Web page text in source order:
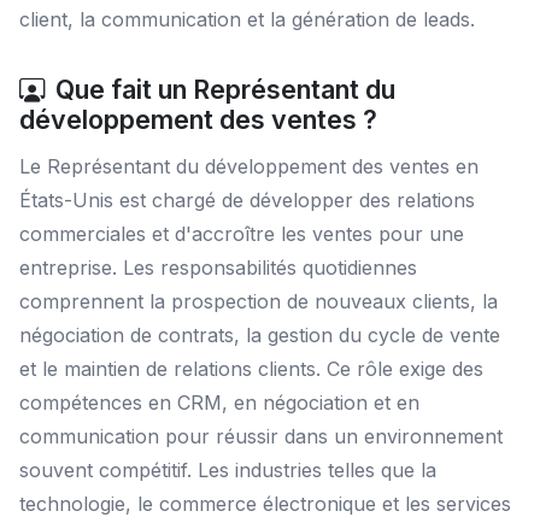
client, la communication et la génération de leads.
Que fait un Représentant du
développement des ventes ?
Le Représentant du développement des ventes en
États-Unis est chargé de développer des relations
commerciales et d'accroître les ventes pour une
entreprise. Les responsabilités quotidiennes
comprennent la prospection de nouveaux clients, la
négociation de contrats, la gestion du cycle de vente
et le maintien de relations clients. Ce rôle exige des
compétences en CRM, en négociation et en
communication pour réussir dans un environnement
souvent compétitif. Les industries telles que la
technologie, le commerce électronique et les services